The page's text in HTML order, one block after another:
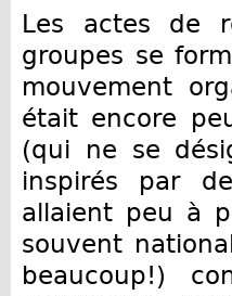
Les actes de
groupes se
mouvement
était encore
(qui ne se
inspirés par
allaient peu à
souvent
beaucoup!)